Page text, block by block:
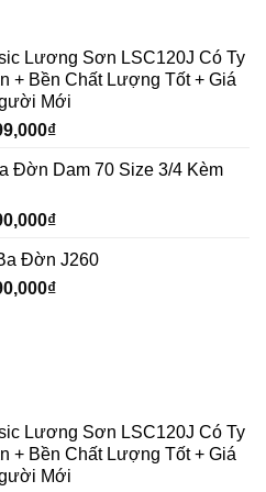
Lương Sơn LSC120J Có Ty
+ Bền Chất Lượng Tốt + Giá
Mới
₫
Đờn Dam 70 Size 3/4 Kèm
₫
Đờn J260
₫
Lương Sơn LSC120J Có Ty
+ Bền Chất Lượng Tốt + Giá
Mới